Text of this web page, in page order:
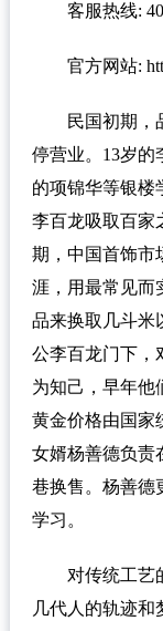
客服热线:
官方网站:
民国初期，
停营业。13岁的
的项锦华等银楼
李百龙吸取百家
期，中国首饰市
涯，用最常见而
品来换取几斗米
公李百龙门下，
为知己，早年他
黄金价格由国家
女婿杨善德负责
巷换售。杨善德
学习。
对传统工艺
几代人的轨迹和